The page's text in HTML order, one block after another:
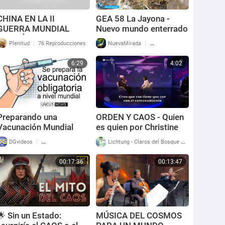
EN LA II
MUNDIAL
(BORRADA)
LA HISTORIA
Plenitud | 76 Reproducciones
GEA 58 La Jayona -
Nuevo mundo enterrado
NuevaMirada | 63 Reproducciones
6:29
una
Mundial
DGvideos | 220 Reproducciones
4:02
ORDEN Y CAOS - Quien
es quien por Christine
LagardeLichtung - Claros del Bosque |
00:17:36
Sin un Estado:
00:13:47
MÚSICA DEL COSMOS